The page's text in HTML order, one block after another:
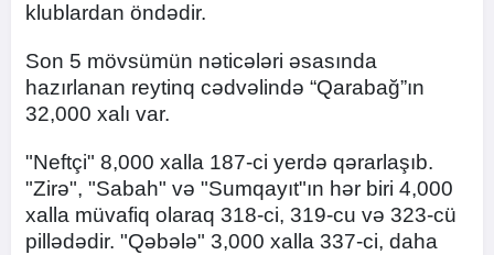
klublardan öndədir.
Son 5 mövsümün nəticələri əsasında
hazırlanan reytinq cədvəlində “Qarabağ”ın
32,000 xalı var.
"Neftçi" 8,000 xalla 187-ci yerdə qərarlaşıb.
"Zirə", "Sabah" və "Sumqayıt"ın hər biri 4,000
xalla müvafiq olaraq 318-ci, 319-cu və 323-cü
pillədədir. "Qəbələ" 3,000 xalla 337-ci, daha